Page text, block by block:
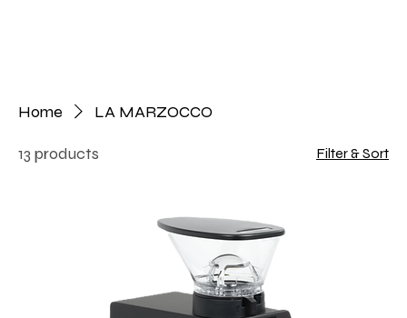
Home LA MARZOCCO
13 products Filter & Sort